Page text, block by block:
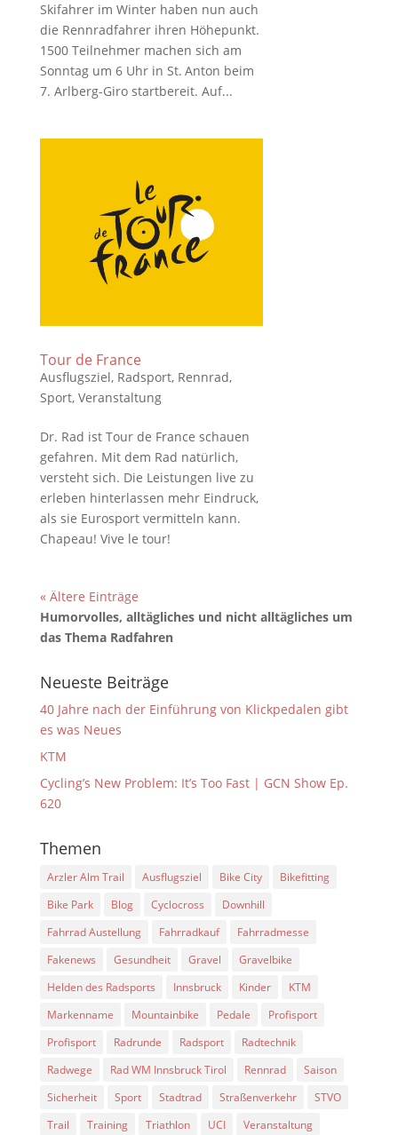
Skifahrer im Winter haben nun auch
die Rennradfahrer ihren Höhepunkt.
1500 Teilnehmer machen sich am
Sonntag um 6 Uhr in St. Anton beim
7. Arlberg-Giro startbereit. Auf...
Tour de France
Ausflugsziel, Radsport, Rennrad,
Sport, Veranstaltung
Dr. Rad ist Tour de France schauen
gefahren. Mit dem Rad natürlich,
versteht sich. Die Leistungen live zu
erleben hinterlassen mehr Eindruck,
als sie Eurosport vermitteln kann.
Chapeau! Vive le tour!
« Ältere Einträge
Humorvolles, alltägliches und nicht alltägliches um
das Thema Radfahren
Neueste Beiträge
40 Jahre nach der Einführung von Klickpedalen gibt
es was Neues
KTM
Cycling’s New Problem: It’s Too Fast | GCN Show Ep.
620
Themen
Arzler Alm Trail Ausflugsziel Bike City
Bikefitting
Bike Park
Blog Cyclocross
Downhill
Fahrrad Austellung
Fahrradkauf
Fahrradmesse
Fakenews
Gesundheit Gravel
Gravelbike
Helden des Radsports
Innsbruck Kinder
KTM
Markenname
Mountainbike Pedale
Profisport
Profisport
Radrunde Radsport
Radtechnik
Radwege
Rad WM Innsbruck Tirol Rennrad
Saison
Sicherheit
Sport Stadtrad Straßenverkehr
STVO
Trail
Training Triathlon UCI
Veranstaltung